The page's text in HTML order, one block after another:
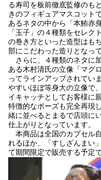
る寿司を板前徹底監修のも
きのフィギュアマスコット
あるネタの中から「本鮪赤
「玉子」の４種類をセレク
の巻き方といった造型はも
部にこだわった造りとなっ
さらに、４種類のネタに
ある木村清氏の立像「マグ
ってラインアップされてい
やすいほぼ等身大の立像で
イキャッチとしてお客様に
特徴的なポーズも完全再現
緒に並べるとまるで店頭に
仕上がりとなっています。
本商品は全国のカプセル
れるほか、「すしざんまい
て期間限定で販売する予定で